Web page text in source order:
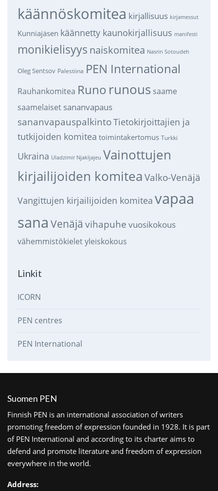
käännöskomitea kirjallisuus kirjamessut
Kunniajäsen käännetty kaunokirjallisuus manifesti
monikielisyys naiskomitea Nasrin Sotoudeh
Oleg Sentsov Palestiina PEN International
Rauhankomitea Runo runous saame
saamelaiset sananvapaus
sananvapauspalkintoTietokirjoittajien ja
tutkijoiden komitea toimintakertomus Turkki
Ukraina Uladzimir Njakljajeu Vainottujen
kirjailijoiden komitea Valko-Venäjä
Vangittujen kirjailijoiden komitea vapaa
sana Venäjä vihapuhe vuosikokous
vähemmistökieletyleiskokous
Linkit
ICORN
PEN centres
PEN International
Suomen PEN
Finnish PEN is an international association of writers
promoting freedom of expression founded in 1928. It is part
of PEN International and according to its charter aims to
defend and promote literature and freedom of expression
everywhere in the world.
Address: